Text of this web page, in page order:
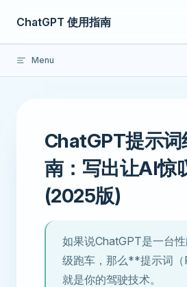
Skip to content
ChatGPT 使用指南
Menu
ChatGPT提示词
南：写出让AI惊
(2025版)
如果说ChatGPT是一台
级跑车，那么**提示词
就是你的驾驶技术。